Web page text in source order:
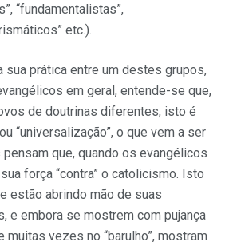
“fundamentalistas”,
etc.).
sua prática entre um destes grupos,
em geral, entende-se que,
de doutrinas diferentes, isto é
“universalização”, o que vem a ser
que, quando os evangélicos
força “contra” o catolicismo. Isto
estão abrindo mão de suas
e embora se mostrem com pujança
muitas vezes no “barulho”, mostram